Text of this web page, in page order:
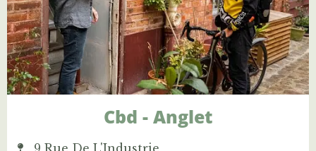
Cbd - Anglet
9 Rue De L'Industrie